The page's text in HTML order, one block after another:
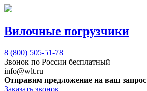
Вилочные погрузчики
8 (800) 505-51-78
Звонок по России бесплатный
info@wlt.ru
Отправим предложение на ваш запрос
Заказать звонок